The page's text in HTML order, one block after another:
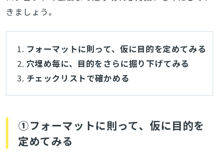
きましょう。
フォーマットに則って、仮に目的を定めてみる
穴埋め毎に、目的をさらに掘り下げてみる
チェックリストで確かめる
①フォーマットに則って、仮に目的を
定めてみる